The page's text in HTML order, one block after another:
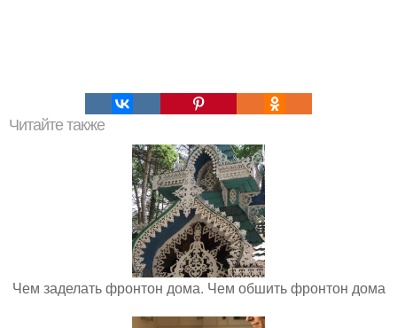
Читайте также
Чем заделать фронтон дома. Чем обшить фронтон дома